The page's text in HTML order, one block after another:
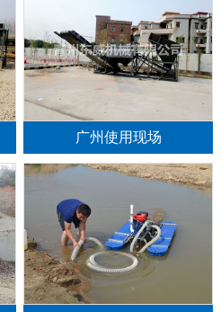
广州使用现场